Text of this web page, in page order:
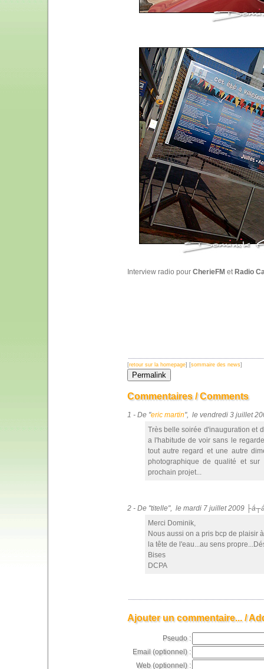
Interview radio pour CherieFM et Radio
[retour sur la homepage] [sommaire des news]
Commentaires / Comments
1 - De "eric martin", le vendredi 3 juillet
Très belle soirée d'inauguration et
a l'habitude de voir sans le
tout autre regard et une autre
photographique de qualité et
prochain projet...
2 - De "titelle", le mardi 7 juillet 2009
Merci Dominik,
Nous aussi on a pris bcp de plaisir
la tête de l'eau...au sens
Bises
DCPA
Ajouter un commentaire... /
Pseudo :
Email (optionnel) :
Web (optionnel) :